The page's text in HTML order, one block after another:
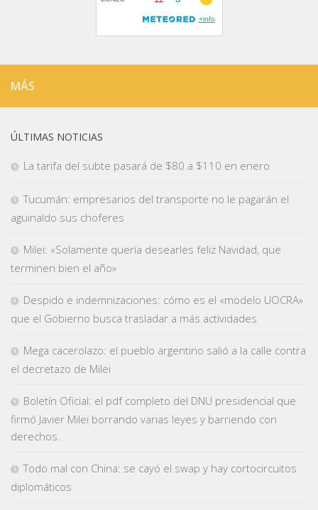
MÁS
ÚLTIMAS NOTICIAS
La tarifa del subte pasará de $80 a $110 en enero
Tucumán: empresarios del transporte no le pagarán el
aguinaldo sus choferes
Milei: «Solamente quería desearles feliz Navidad, que
terminen bien el año»
Despido e indemnizaciones: cómo es el «modelo UOCRA»
que el Gobierno busca trasladar a más actividades
Mega cacerolazo: el pueblo argentino salió a la calle contra
el decretazo de Milei
Boletín Oficial: el pdf completo del DNU presidencial que
firmó Javier Milei borrando varias leyes y barriendo con
derechos.
Todo mal con China: se cayó el swap y hay cortocircuitos
diplomáticos